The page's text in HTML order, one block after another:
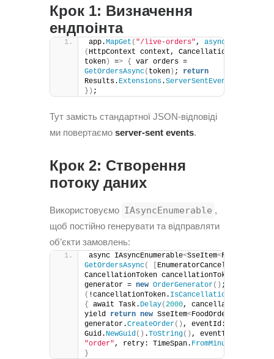
Крок 1: Визначення
ендпоінта
app.MapGet ( "/live-orders", async
( HttpContext context, CancellationToken
token ) => {
GetOrdersAsync( token ) ; return
Results. Extensions.ServerSentEvents
}) ;
Тут замість стандартної JSON-відповіді
ми повертаємо server-sent events.
Крок 2: Створення
потоку даних
Використовуємо IAsyncEnumerable ,
щоб постійно генерувати та відправляти
об’єкти замовлень:
async IAsyncEnumerable<SseItem<FoodOrder
GetOrdersAsync( EnumeratorCancellation
CancellationToken cancellationToken
generator = new OrderGenerator() ;
( !cancellationToken. IsCancellationRequested
{
await Task. Delay(2000, cancellationToken
yield return new SseItem<FoodOrder
generator.CreateOrder() , eventId:
Guid. NewGuid() .ToString()
"order", retry: TimeSpan. FromMinutes
}